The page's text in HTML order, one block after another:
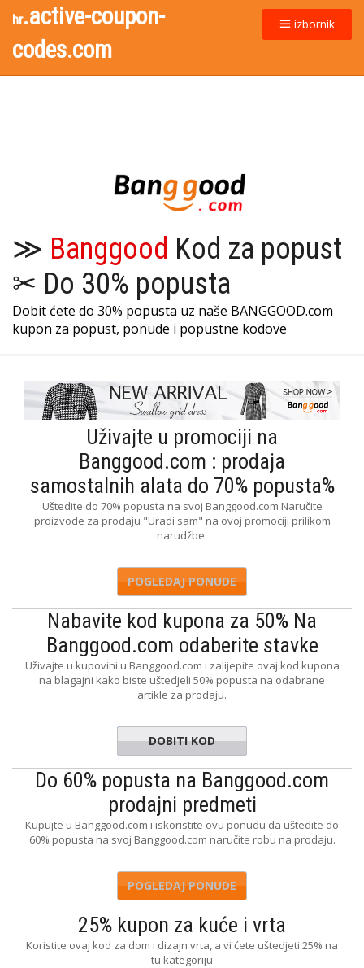
hr.active-coupon-
codes.com
izbornik
≫ Banggood Kod za popust
✂ Do 30% popusta
Dobit ćete do 30% popusta uz naše BANGGOOD.com
kupon za popust, ponude i popustne kodove
Uživajte u promociji na
Banggood.com : prodaja
samostalnih alata do 70% popusta%
Uštedite do 70% popusta na svoj Banggood.com Naručite
proizvode za prodaju "Uradi sam" na ovoj promociji prilikom
narudžbe.
POGLEDAJ PONUDE
Nabavite kod kupona za 50% Na
Banggood.com odaberite stavke
Uživajte u kupovini u Banggood.com i zalijepite ovaj kod kupona
na blagajni kako biste uštedjeli 50% popusta na odabrane
artikle za prodaju.
G0FD785
DOBITI KOD
Do 60% popusta na Banggood.com
prodajni predmeti
Kupujte u Banggood.com i iskoristite ovu ponudu da uštedite do
60% popusta na svoj Banggood.com naručite robu na prodaju.
POGLEDAJ PONUDE
25% kupon za kuće i vrta
Koristite ovaj kod za dom i dizajn vrta, a vi ćete uštedjeti 25% na
tu kategoriju